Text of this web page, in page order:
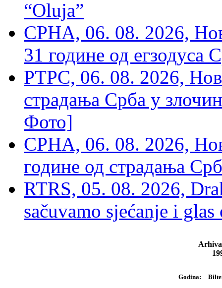
“Oluja”
СРНА, 06. 08. 2026,
31 године од егзодуса
РТРС, 06. 08. 2026,
страдања Срба у
Фото]
СРНА, 06. 08. 2026,
године од страдања
RTRS, 05. 08. 2026,
sačuvamo sjećanje i
Godina: